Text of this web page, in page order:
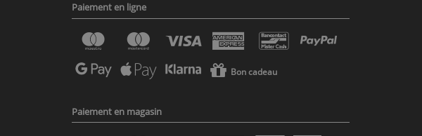
Paiement en ligne
Bon cadeau
Paiement en magasin